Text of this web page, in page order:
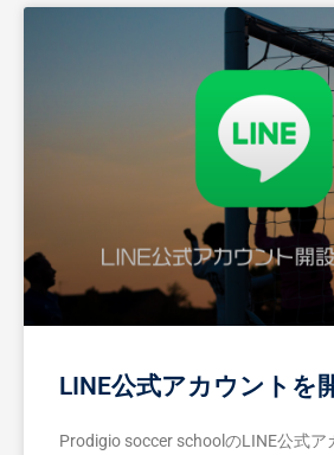
LINE公式アカウントを
Prodigio soccer schoolのLINE公式ア